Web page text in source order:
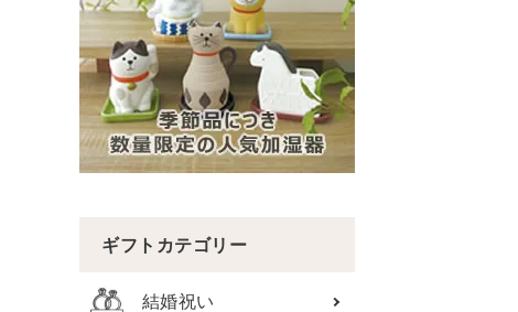
ギフトカテゴリー
結婚祝い